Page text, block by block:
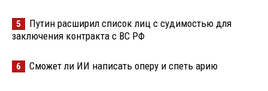
5
Путин расширил список лиц с судимостью для
заключения контракта с ВС РФ
6 Сможет ли ИИ написать оперу и спеть арию